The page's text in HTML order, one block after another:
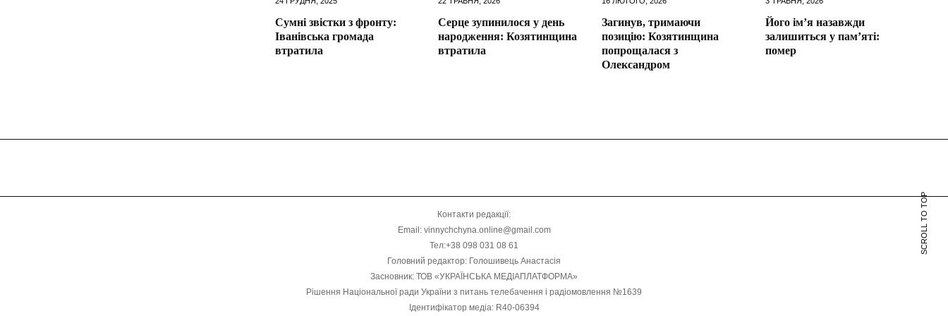
Сумні звістки з фронту:
Іванівська громада
втратила
Серце зупинилося у день
народження: Козятинщина
втратила
Загинув, тримаючи
позицію: Козятинщина
попрощалася з
Олександром
Його ім’я назавжди
залишиться у пам’яті:
помер
SCROLL TO TOP
Контакти редакції:
Email: vinnychchyna.online@gmail.com
Тел:+38 098 031 08 61
Головний редактор: Голошивець Анастасія
Засновник: ТОВ «УКРАЇНСЬКА МЕДІАПЛАТФОРМА»
Рішення Національної ради України з питань телебачення і радіомовлення №1639
Ідентифікатор медіа: R40-06394